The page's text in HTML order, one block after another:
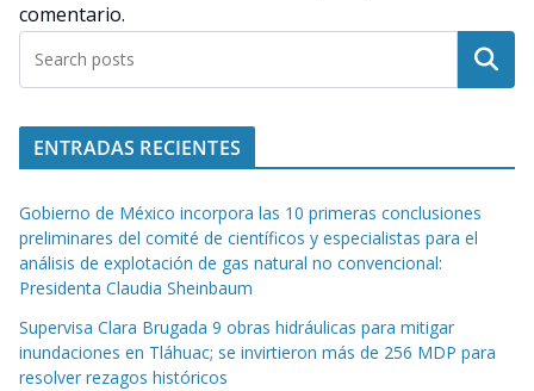
comentario.
Buscar
ENTRADAS RECIENTES
Gobierno de México incorpora las 10 primeras conclusiones
preliminares del comité de científicos y especialistas para el
análisis de explotación de gas natural no convencional:
Presidenta Claudia Sheinbaum
Supervisa Clara Brugada 9 obras hidráulicas para mitigar
inundaciones en Tláhuac; se invirtieron más de 256 MDP para
resolver rezagos históricos